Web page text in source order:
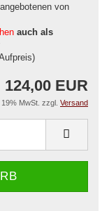
von
auch als
124,00 EUR
MwSt. zzgl. Versand